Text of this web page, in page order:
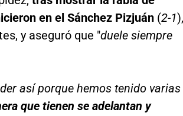
en el Sánchez Pizjuán(2-1),
y aseguró que "duele siempre
así porque hemos tenido varias
que tienen se adelantan y